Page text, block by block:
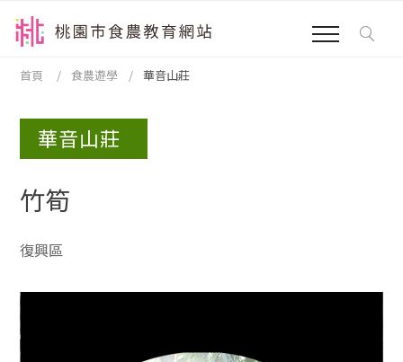
首頁 食農遊學 華音山莊
華音山莊
竹筍
復興區